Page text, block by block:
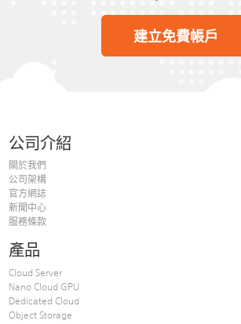
建立免費帳戶
公司介紹
關於我們
公司架構
官方網誌
新聞中心
服務條款
產品
Cloud Server
Nano Cloud GPU
Dedicated Cloud
Object Storage